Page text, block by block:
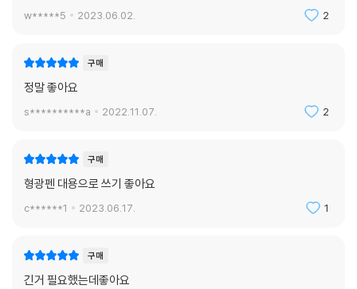
w*****5 2023.06.02. 2
구매
정말 좋아요
s**********a 2022.11.07. 2
구매
형광펜 대용으로 쓰기 좋아요
c******1 2023.06.17. 1
구매
긴거 필요했는데좋아요